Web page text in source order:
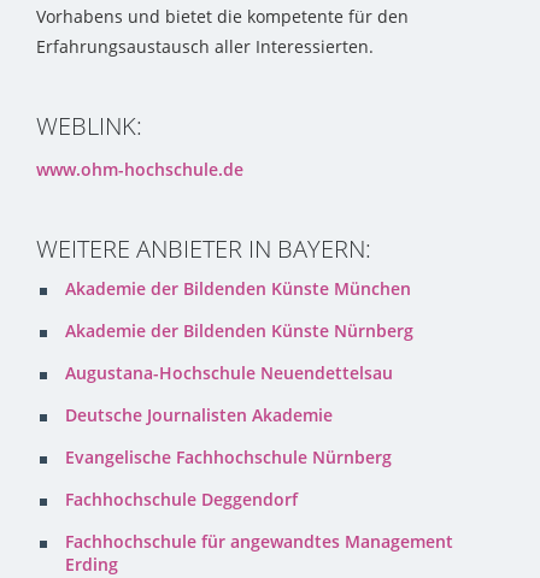
Vorhabens und bietet die kompetente für den
Erfahrungsaustausch aller Interessierten.
WEBLINK:
www.ohm-hochschule.de
WEITERE ANBIETER IN BAYERN:
Akademie der Bildenden Künste München
Akademie der Bildenden Künste Nürnberg
Augustana-Hochschule Neuendettelsau
Deutsche Journalisten Akademie
Evangelische Fachhochschule Nürnberg
Fachhochschule Deggendorf
Fachhochschule für angewandtes Management
Erding